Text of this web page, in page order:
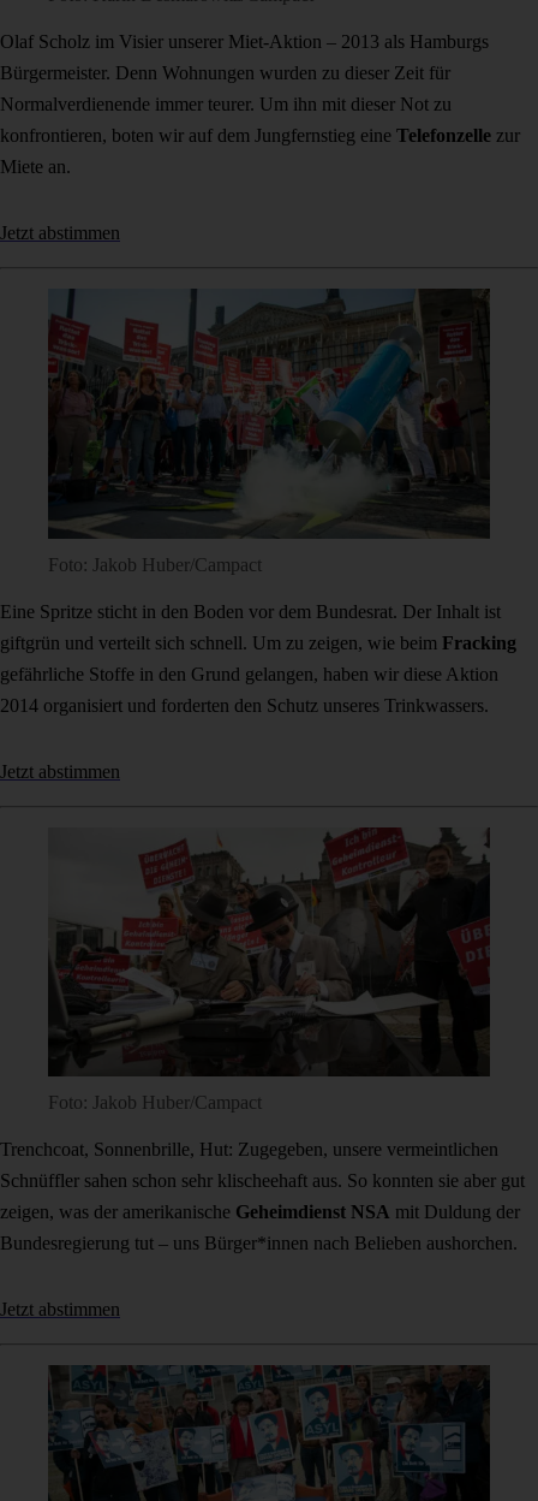
Olaf Scholz im Visier unserer Miet-Aktion – 2013 als Hamburgs
Bürgermeister. Denn Wohnungen wurden zu dieser Zeit für
Normalverdienende immer teurer. Um ihn mit dieser Not zu
konfrontieren, boten wir auf dem Jungfernstieg eine Telefonzelle zur
Miete an.
Jetzt abstimmen
Foto: Jakob Huber/Campact
Eine Spritze sticht in den Boden vor dem Bundesrat. Der Inhalt ist
giftgrün und verteilt sich schnell. Um zu zeigen, wie beim Fracking
gefährliche Stoffe in den Grund gelangen, haben wir diese Aktion
2014 organisiert und forderten den Schutz unseres Trinkwassers.
Jetzt abstimmen
Foto: Jakob Huber/Campact
Trenchcoat, Sonnenbrille, Hut: Zugegeben, unsere vermeintlichen
Schnüffler sahen schon sehr klischeehaft aus. So konnten sie aber gut
zeigen, was der amerikanische Geheimdienst NSA mit Duldung der
Bundesregierung tut – uns Bürger*innen nach Belieben aushorchen.
Jetzt abstimmen